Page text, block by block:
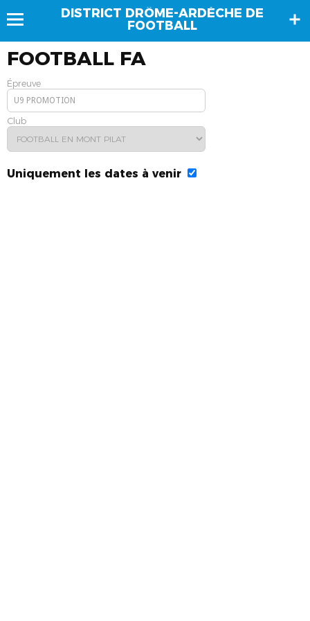
DISTRICT DRÔME-ARDÈCHE DE
FOOTBALL
FOOTBALL FA
Épreuve
Club
Uniquement les dates à venir